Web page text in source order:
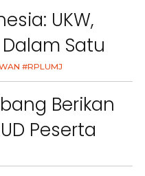
UKW,
Satu
#RPLUMJ
Berikan
Peserta